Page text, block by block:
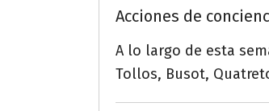
Acciones de
A lo largo de esta
Tollos, Busot,